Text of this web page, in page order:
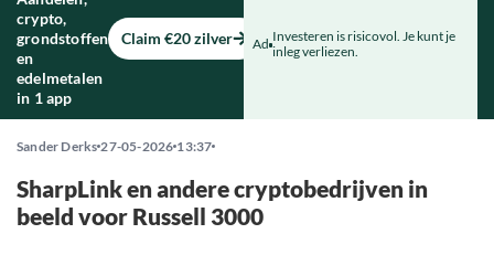
crypto,
grondstoffen
en
edelmetalen
in 1 app
Claim €20 zilver Ad Investeren is risicovol. Je kunt je
inleg verliezen.
Sander Derks 27-05-2026 13:37
SharpLink en andere cryptobedrijven in
beeld voor Russell 3000